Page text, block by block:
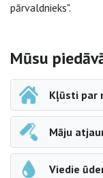
pārvaldnieks".
Sāna
Mūsu
Kļūsti par
Māju
Viedie